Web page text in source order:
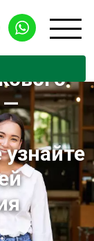
от
—